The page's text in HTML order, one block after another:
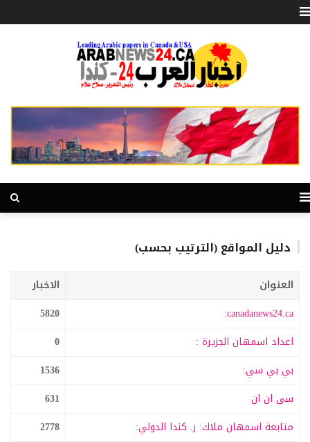
دليل المواقع (الترتيب بحسب)
العنوان
الاخبار
canadanews24.ca:
5820
اعداد اسمهان الجزيرة :
0
بي بي سي:
1536
سى ان ان
631
متابعة اسمهان ملاك: ر. كندا الدولي:
2778